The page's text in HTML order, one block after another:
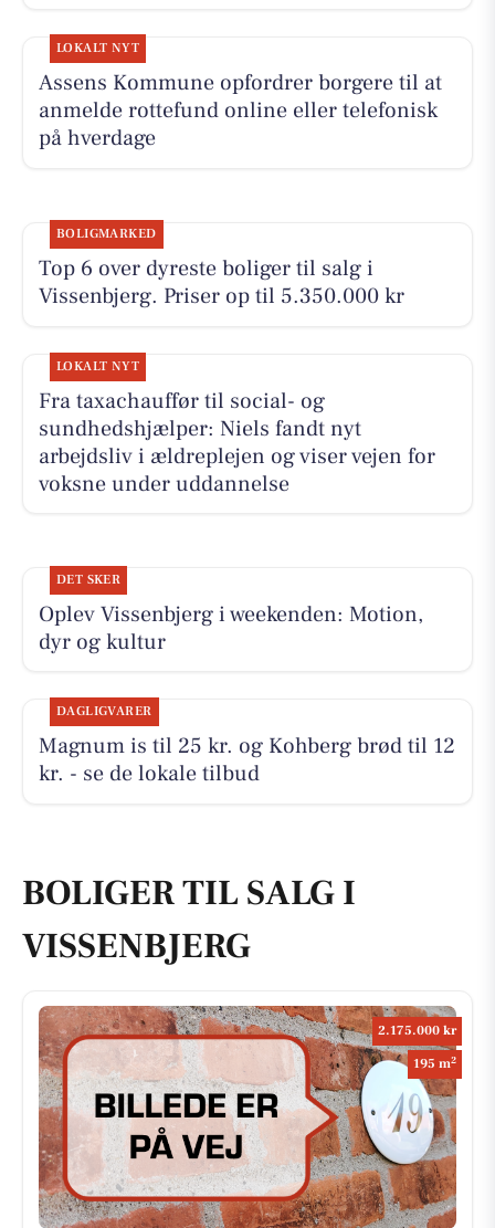
LOKALT NYT
Assens Kommune opfordrer borgere til at
anmelde rottefund online eller telefonisk
på hverdage
BOLIGMARKED
Top 6 over dyreste boliger til salg i
Vissenbjerg. Priser op til 5.350.000 kr
LOKALT NYT
Fra taxachauffør til social- og
sundhedshjælper: Niels fandt nyt
arbejdsliv i ældreplejen og viser vejen for
voksne under uddannelse
DET SKER
Oplev Vissenbjerg i weekenden: Motion,
dyr og kultur
DAGLIGVARER
Magnum is til 25 kr. og Kohberg brød til 12
kr. - se de lokale tilbud
BOLIGER TIL SALG I
VISSENBJERG
2.175.000 kr
195 m2